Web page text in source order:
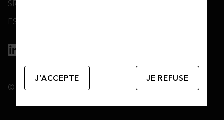
J’ACCEPTE JE REFUSE
SRDII Disclosure Notice
ESG: SFDR disclosures
© 2026 Utmost Group plc.